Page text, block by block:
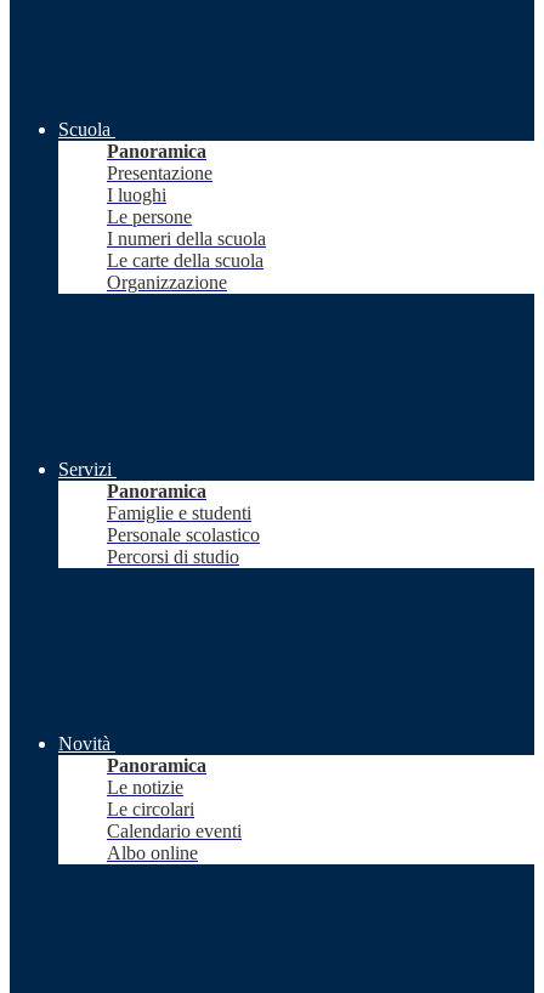
Scuola
Panoramica
Presentazione
I luoghi
Le persone
I numeri della scuola
Le carte della scuola
Organizzazione
Servizi
Panoramica
Famiglie e studenti
Personale scolastico
Percorsi di studio
Novità
Panoramica
Le notizie
Le circolari
Calendario eventi
Albo online